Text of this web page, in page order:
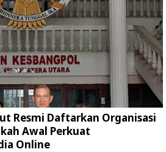
Resmi Daftarkan Organisasi
Awal Perkuat
Online